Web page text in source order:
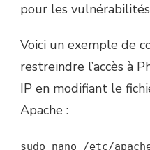
pour les
Voici un exemple de
restreindre l’accès à
IP en modifiant le
Apache :
sudo nano /etc/